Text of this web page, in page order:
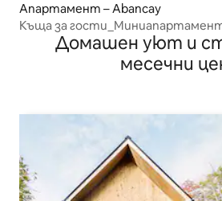
Апартамент – Abancay
Къща за
Домашен уют и
месечни